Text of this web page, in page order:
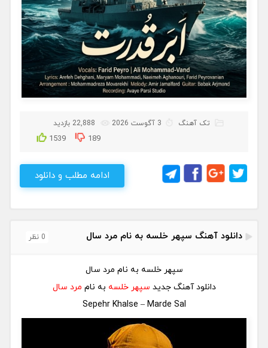
تک آهنگ 3 آگوست 2026 22,888 بازدید
1539 189
ادامه مطلب و دانلود
دانلود آهنگ سپهر خلسه به نام مرد سال 0 نظر
سپهر خلسه به نام مرد سال
دانلود آهنگ جدید سپهر خلسه به نام مرد سال
Sepehr Khalse – Marde Sal